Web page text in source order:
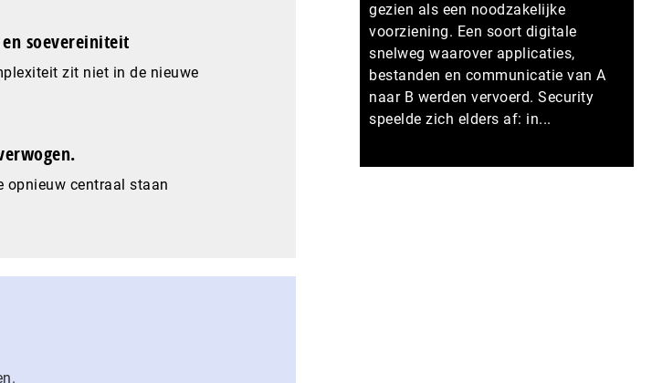
soevereiniteit
zit niet in de nieuwe
opnieuw centraal staan
gezien als een noodzakelijke
voorziening. Een soort digitale
snelweg waarover applicaties,
bestanden en communicatie van A
naar B werden vervoerd. Security
speelde zich elders af: in...